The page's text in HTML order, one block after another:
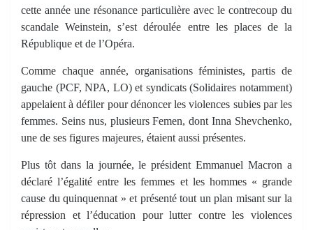
cette année une résonance particulière avec le contrecoup du
scandale Weinstein, s’est déroulée entre les places de la
République et de l’Opéra.
Comme chaque année, organisations féministes, partis de
gauche (PCF, NPA, LO) et syndicats (Solidaires notamment)
appelaient à défiler pour dénoncer les violences subies par les
femmes. Seins nus, plusieurs Femen, dont Inna Shevchenko,
une de ses figures majeures, étaient aussi présentes.
Plus tôt dans la journée, le président Emmanuel Macron a
déclaré l’égalité entre les femmes et les hommes « grande
cause du quinquennat » et présenté tout un plan misant sur la
répression et l’éducation pour lutter contre les violences